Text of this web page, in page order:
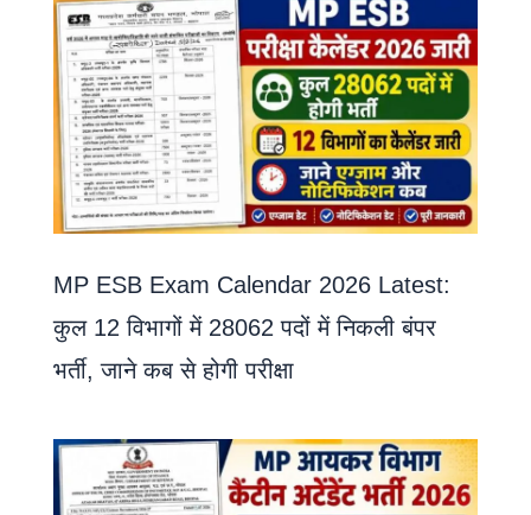
MP ESB Exam Calendar 2026 Latest:
कुल 12 विभागों में 28062 पदों में निकली बंपर
भर्ती, जाने कब से होगी परीक्षा